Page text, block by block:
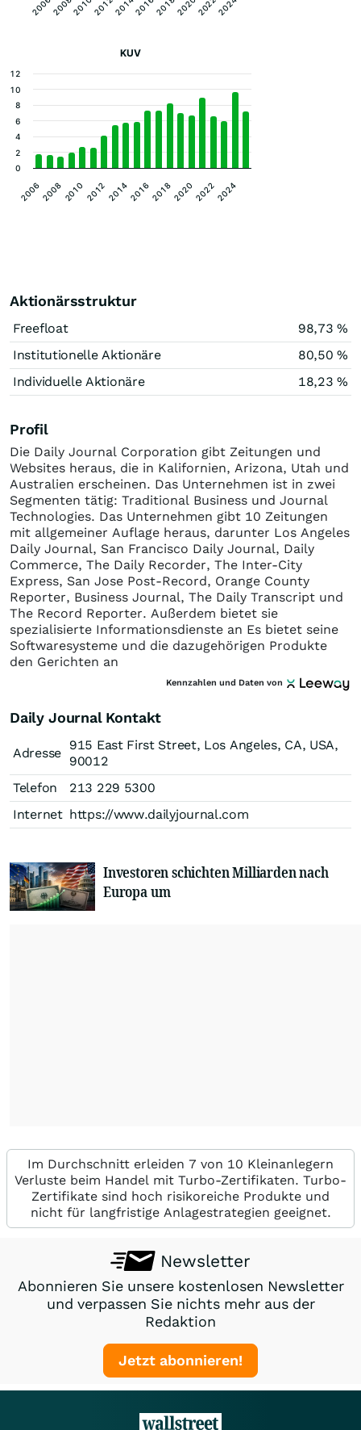
2006200820102012201420162018202020222024
KUV
200620082010 2012201420162018202020222024
0
2
4
6
8
10
12
Aktionärsstruktur
Freefloat
98,73 %
Institutionelle Aktionäre
80,50 %
Individuelle Aktionäre
18,23 %
Profil
Die Daily Journal Corporation gibt Zeitungen und
Websites heraus, die in Kalifornien, Arizona, Utah und
Australien erscheinen. Das Unternehmen ist in zwei
Segmenten tätig: Traditional Business und Journal
Technologies. Das Unternehmen gibt 10 Zeitungen
mit allgemeiner Auflage heraus, darunter Los Angeles
Daily Journal, San Francisco Daily Journal, Daily
Commerce, The Daily Recorder, The Inter-City
Express, San Jose Post-Record, Orange County
Reporter, Business Journal, The Daily Transcript und
The Record Reporter. Außerdem bietet sie
spezialisierte Informationsdienste an Es bietet seine
Softwaresysteme und die dazugehörigen Produkte
den Gerichten an
Kennzahlen und Daten von
Daily Journal Kontakt
Adresse
915 East First Street, Los Angeles, CA, USA,
90012
Telefon
213 229 5300
Internet https://www.dailyjournal.com
Investoren schichten Milliarden nach
Europa um
Im Durchschnitt erleiden 7 von 10 Kleinanlegern
Verluste beim Handel mit Turbo-Zertifikaten. Turbo-
Zertifikate sind hoch risikoreiche Produkte und
nicht für langfristige Anlagestrategien geeignet.
Newsletter
Abonnieren Sie unsere kostenlosen Newsletter
und verpassen Sie nichts mehr aus der
Redaktion
Jetzt abonnieren!